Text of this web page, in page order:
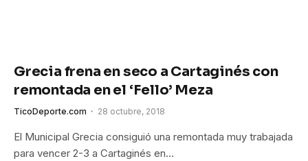
Grecia frena en seco a Cartaginés con
remontada en el ‘Fello’ Meza
TicoDeporte.com 28 octubre, 2018
El Municipal Grecia consiguió una remontada muy trabajada
para vencer 2-3 a Cartaginés en…